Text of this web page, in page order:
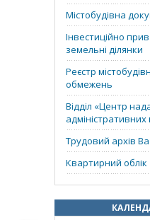
Містобудівна
Інвестиційно
земельні ділянки
Реєстр
обмежень
Відділ «‎Центр
адміністративних
Трудовий архів
Квартирний облік